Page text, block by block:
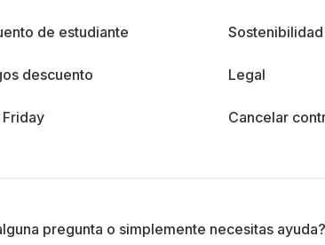
de estudiante
descuento
Sostenibilidad
Legal
Cancelar
pregunta o simplemente necesitas ayuda?